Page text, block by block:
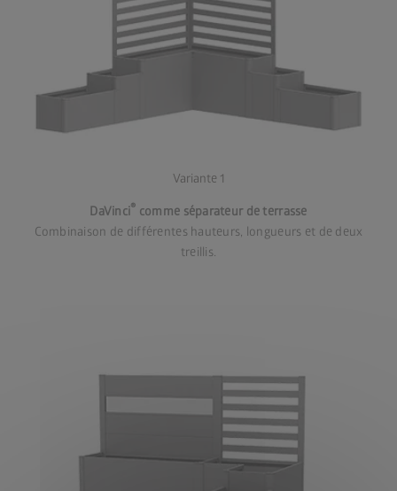
Variante 1
DaVinci® comme séparateur de terrasse
Combinaison de différentes hauteurs, longueurs et de deux
treillis.